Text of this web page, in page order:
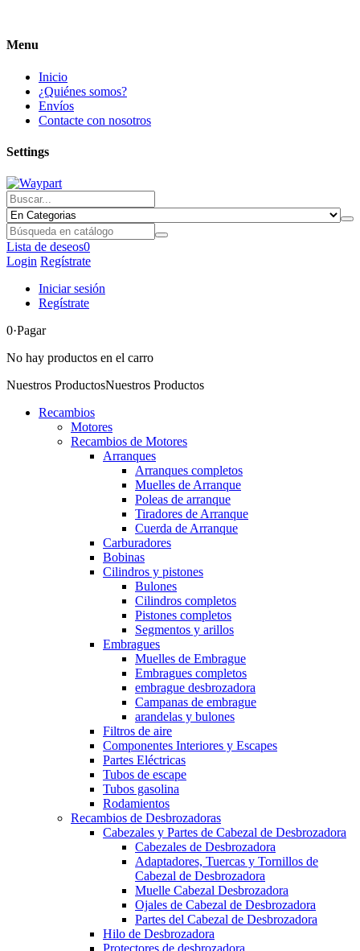
Menu
Inicio
¿Quiénes somos?
Envíos
Contacte con nosotros
Settings
Lista de deseos0
Login Regístrate
Iniciar sesión
Regístrate
0·Pagar
No hay productos en el carro
Nuestros ProductosNuestros Productos
Recambios
Motores
Recambios de Motores
Arranques
Arranques completos
Muelles de Arranque
Poleas de arranque
Tiradores de Arranque
Cuerda de Arranque
Carburadores
Bobinas
Cilindros y pistones
Bulones
Cilindros completos
Pistones completos
Segmentos y arillos
Embragues
Muelles de Embrague
Embragues completos
embrague desbrozadora
Campanas de embrague
arandelas y bulones
Filtros de aire
Componentes Interiores y Escapes
Partes Eléctricas
Tubos de escape
Tubos gasolina
Rodamientos
Recambios de Desbrozadoras
Cabezales y Partes de Cabezal de Desbrozadora
Cabezales de Desbrozadora
Adaptadores, Tuercas y Tornillos de
Cabezal de Desbrozadora
Muelle Cabezal Desbrozadora
Ojales de Cabezal de Desbrozadora
Partes del Cabezal de Desbrozadora
Hilo de Desbrozadora
Protectores de desbrozadora